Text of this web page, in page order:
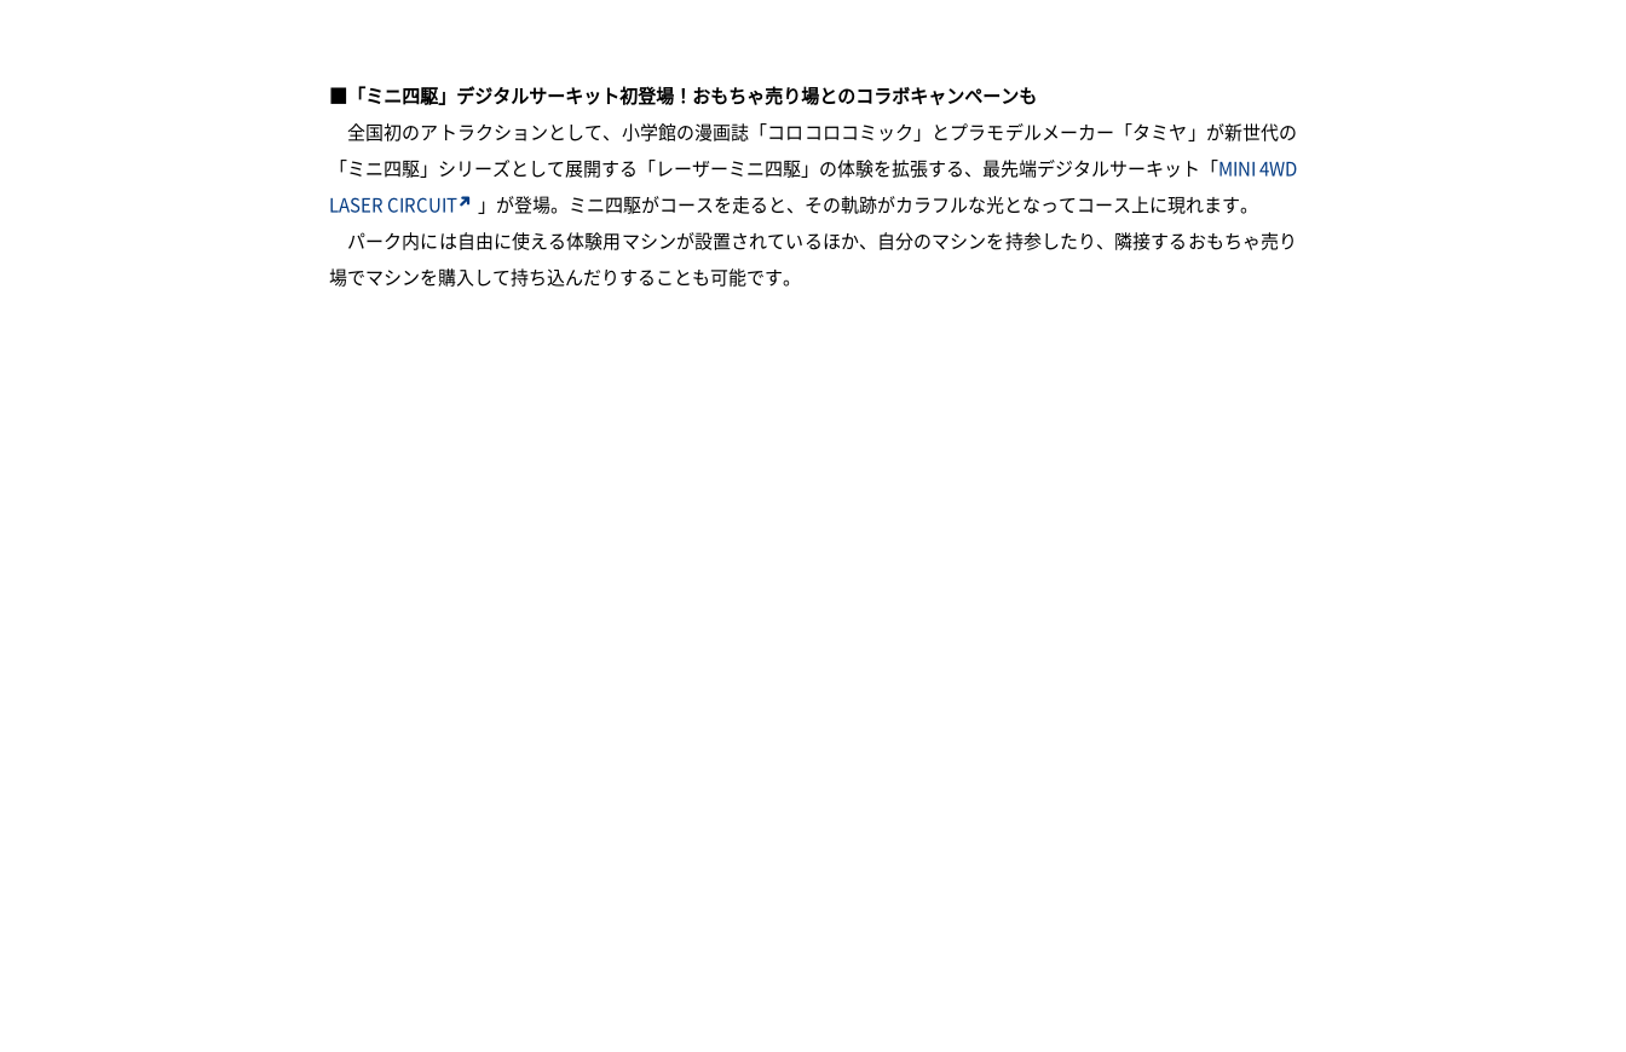
■「ミニ四駆」デジタルサーキット初登場！おもちゃ売り場とのコラボキャンペーンも
全国初のアトラクションとして、小学館の漫画誌「コロコロコミック」とプラモデルメーカー「タミヤ」が新世代の
「ミニ四駆」シリーズとして展開する「レーザーミニ四駆」の体験を拡張する、最先端デジタルサーキット「MINI 4WD
LASER CIRCUIT
」が登場。ミニ四駆がコースを走ると、その軌跡がカラフルな光となってコース上に現れます。
パーク内には自由に使える体験用マシンが設置されているほか、自分のマシンを持参したり、隣接するおもちゃ売り
場でマシンを購入して持ち込んだりすることも可能です。